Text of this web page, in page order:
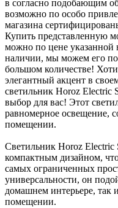
в согласно подобающим
возможно по особо
магазина
Купить представленную
можно по цене указанной
наличии, мы можем его
большом количестве!
элегантный акцент в
светильник Horoz Electric
выбор для вас! Этот
равномерное освещение,
помещении.
Светильник Horoz Electric
компактным дизайном,
самых ограниченных
универсальности, он
домашнем интерьере, так
помещении.